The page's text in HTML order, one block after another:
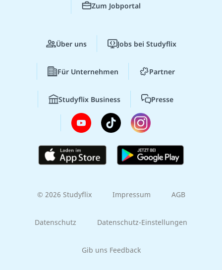
Zum Jobportal
Über uns Jobs bei Studyflix
Für Unternehmen Partner
Studyflix Business Presse
© 2026 Studyflix Impressum AGB
Datenschutz Datenschutz-Einstellungen
Gib uns Feedback